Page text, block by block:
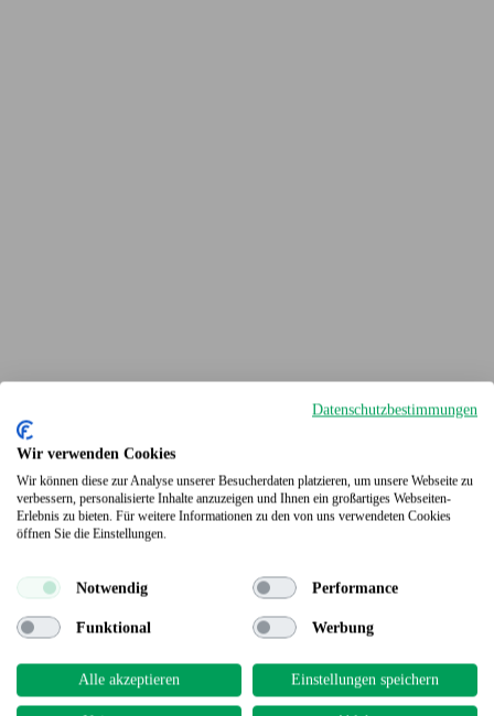
Terrassendielen
Datenschutzbestimmungen
Wir verwenden Cookies
Wir können diese zur Analyse unserer Besucherdaten platzieren, um unsere Webseite zu
verbessern, personalisierte Inhalte anzuzeigen und Ihnen ein großartiges Webseiten-
Erlebnis zu bieten. Für weitere Informationen zu den von uns verwendeten Cookies
öffnen Sie die Einstellungen.
Notwendig Performance
Funktional Werbung
Alle akzeptieren Einstellungen speichern